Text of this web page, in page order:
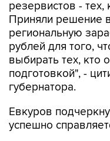
резервистов - тех,
Приняли решение
региональную
рублей для того,
выбирать тех, кто
подготовкой", -
губернатора.
Евкуров
успешно